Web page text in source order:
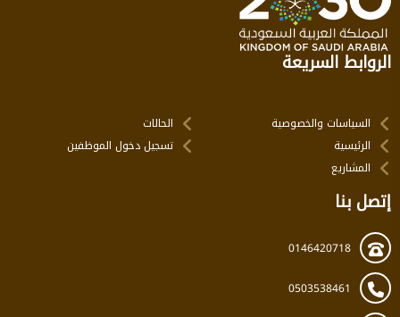
الروابط السريعة
السياسات والخصوصية
الرئيسية
المشاريع
الحالات
تسجيل دخول الموظفين
إتصل بنا
0146420718
0503538461